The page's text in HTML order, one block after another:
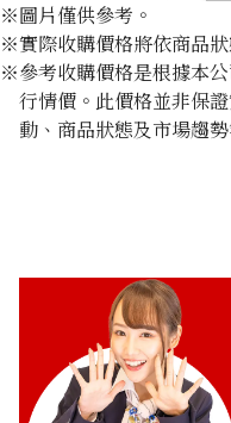
Jade brooch 0.51 ct
※圖片僅供參考。
※實際收購價格將依商品
※參考收購價格是根據本
行情價。此價格並非保
動、商品狀態及市場趨